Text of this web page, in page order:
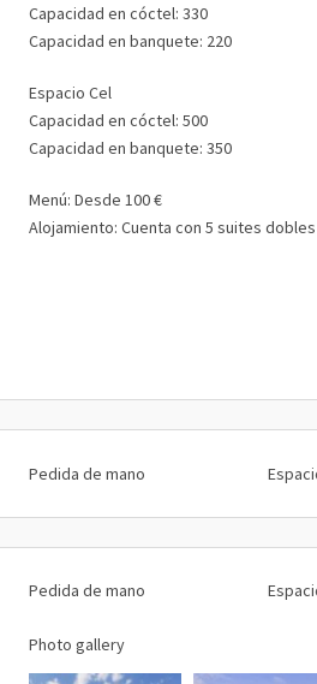
Capacidad en cóctel: 330
Capacidad en banquete: 220
Espacio Cel
Capacidad en cóctel: 500
Capacidad en banquete: 350
Menú: Desde 100 €
Alojamiento: Cuenta con 5 suites
Pedida de mano
Pedida de mano
Photo gallery